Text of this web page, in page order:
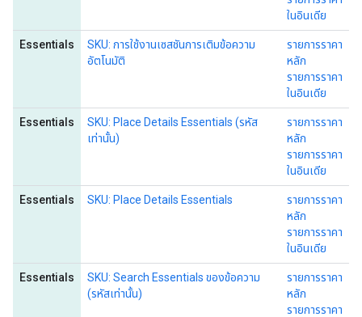
ในอินเดีย
Essentials
SKU: การใช้งานเซสชันการเติมข้อความ
อัตโนมัติ
รายการราคา
หลัก
รายการราคา
ในอินเดีย
Essentials
SKU: Place Details Essentials (รหัส
เท่านั้น)
รายการราคา
หลัก
รายการราคา
ในอินเดีย
Essentials SKU: Place Details Essentials
รายการราคา
หลัก
รายการราคา
ในอินเดีย
Essentials
SKU: Search Essentials ของข้อความ
(รหัสเท่านั้น)
รายการราคา
หลัก
รายการราคา